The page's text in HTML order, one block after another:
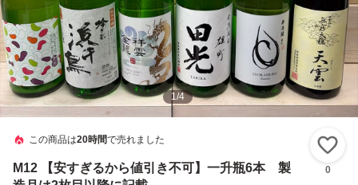
1/4
この商品は20時間で売れました
M12 【安すぎるから値引き不可】一升瓶6本 製
0